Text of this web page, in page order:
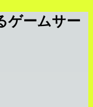
ゲームサー